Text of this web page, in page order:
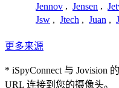
Jennov , Jensen ,
Jsw , Jtech , Juan ,
更多来源
* iSpyConnect 与
URL 连接到您的摄像头。